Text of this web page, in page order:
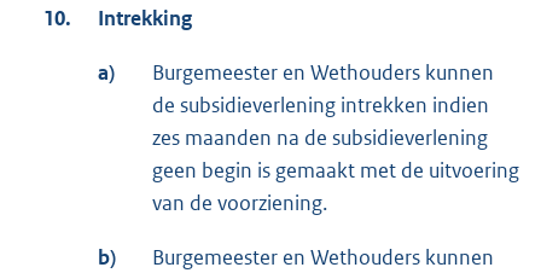
10.
Intrekking
a)
Burgemeester en Wethouders kunnen
de subsidieverlening intrekken indien
zes maanden na de subsidieverlening
geen begin is gemaakt met de uitvoering
van de voorziening.
b)
Burgemeester en Wethouders kunnen